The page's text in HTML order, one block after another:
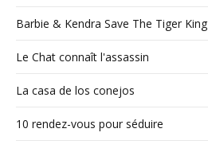
Barbie & Kendra Save The Tiger King
Le Chat connaît l'assassin
La casa de los conejos
10 rendez-vous pour séduire